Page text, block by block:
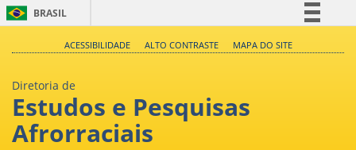
BRASIL
Acesso à informação
ACESSIBILIDADE ALTO CONTRASTE MAPA DO SITE
Diretoria de
Estudos e Pesquisas
Afrorraciais